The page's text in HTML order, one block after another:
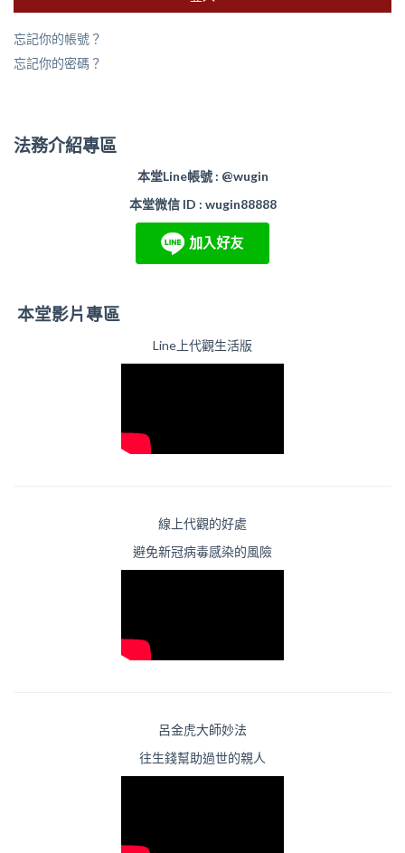
忘記你的帳號？
忘記你的密碼？
法務介紹專區
本堂Line帳號 : @wugin
本堂微信 ID : wugin88888
本堂影片專區
Line上代觀生活版
線上代觀的好處
避免新冠病毒感染的風險
呂金虎大師妙法
往生錢幫助過世的親人